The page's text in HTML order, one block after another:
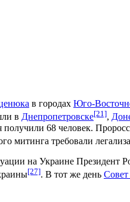
в городах Юго-
в Днепропетровске[21],
68 человек.
митинга требовали
на Украине
[27]. В тот же день